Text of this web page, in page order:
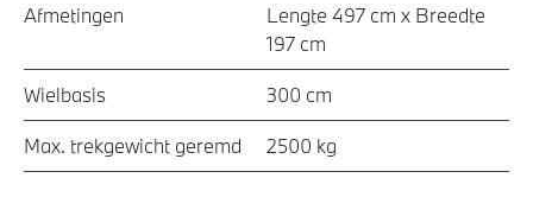
Afmetingen
Lengte 497 cm x Breedte
197 cm
Wielbasis 300 cm
Max. trekgewicht geremd 2500 kg